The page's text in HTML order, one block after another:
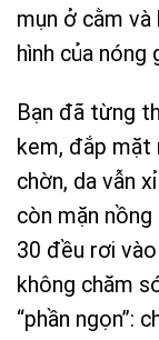
mụn ở cằm
hình của nóng
Bạn đã từng
kem, đắp mặt
chờn, da vẫn
còn mặn
30 đều rơi
không chăm
“phần ngọn”: